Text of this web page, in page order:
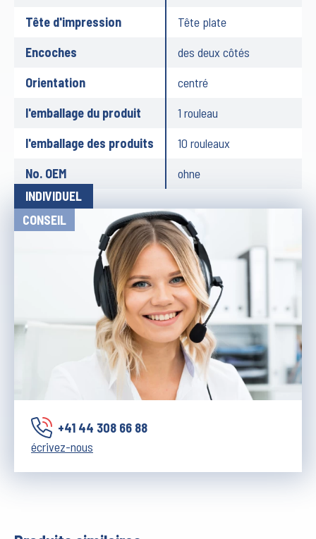
Tête d'impression
Tête plate
Encoches
des deux côtés
Orientation
centré
l'emballage du produit
1 rouleau
l'emballage des produits
10 rouleaux
No. OEM
ohne
INDIVIDUEL
CONSEIL
+41 44 308 66 88
écrivez-nous